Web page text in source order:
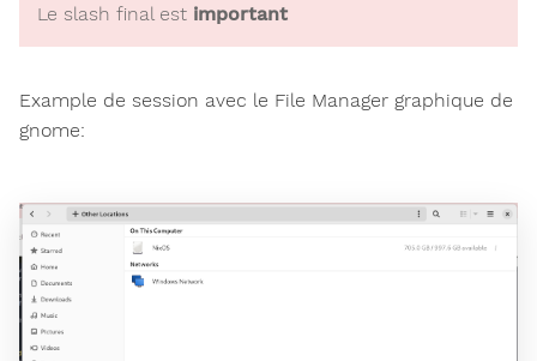
Le slash final est important
Example de session avec le File Manager graphique de
gnome: